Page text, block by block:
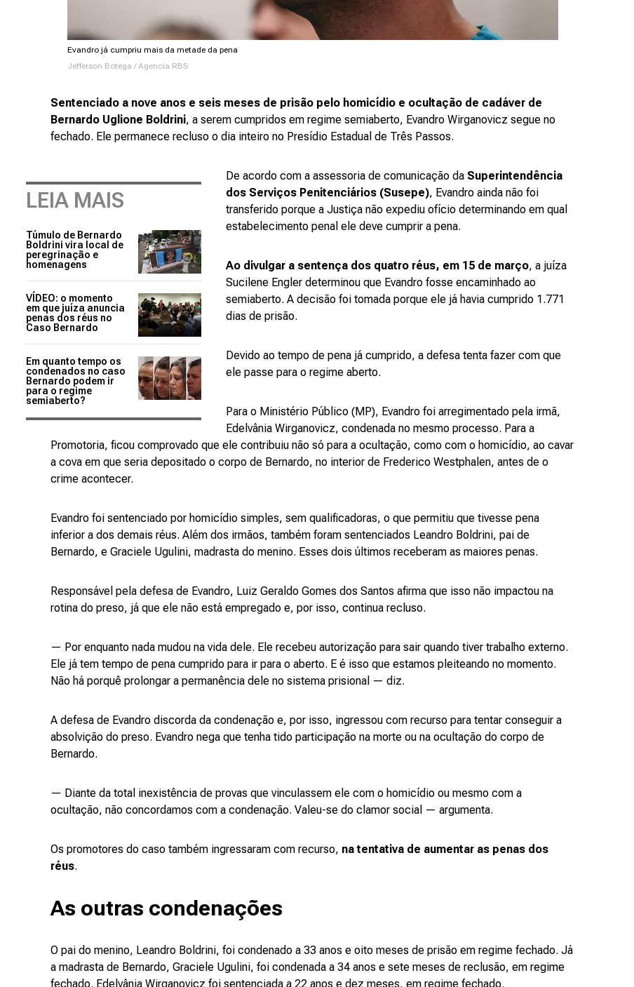
Evandro já cumpriu mais da metade da pena
Jefferson Botega / Agencia RBS
Sentenciado a nove anos e seis meses de prisão pelo homicídio e ocultação de cadáver de
Bernardo Uglione Boldrini, a serem cumpridos em regime semiaberto, Evandro Wirganovicz segue no
fechado. Ele permanece recluso o dia inteiro no Presídio Estadual de Três Passos.
LEIA MAIS
Túmulo de Bernardo
Boldrini vira local de
peregrinação e
homenagens
VÍDEO: o momento
em que juíza anuncia
penas dos réus no
Caso Bernardo
Em quanto tempo os
condenados no caso
Bernardo podem ir
para o regime
semiaberto?
De acordo com a assessoria de comunicação da Superintendência
dos Serviços Penitenciários (Susepe), Evandro ainda não foi
transferido porque a Justiça não expediu ofício determinando em qual
estabelecimento penal ele deve cumprir a pena.
Ao divulgar a sentença dos quatro réus, em 15 de março, a juíza
Sucilene Engler determinou que Evandro fosse encaminhado ao
semiaberto. A decisão foi tomada porque ele já havia cumprido 1.771
dias de prisão.
Devido ao tempo de pena já cumprido, a defesa tenta fazer com que
ele passe para o regime aberto.
Para o Ministério Público (MP), Evandro foi arregimentado pela irmã,
Edelvânia Wirganovicz, condenada no mesmo processo. Para a
Promotoria, ficou comprovado que ele contribuiu não só para a ocultação, como com o homicídio, ao cavar
a cova em que seria depositado o corpo de Bernardo, no interior de Frederico Westphalen, antes de o
crime acontecer.
Evandro foi sentenciado por homicídio simples, sem qualificadoras, o que permitiu que tivesse pena
inferior a dos demais réus. Além dos irmãos, também foram sentenciados Leandro Boldrini, pai de
Bernardo, e Graciele Ugulini, madrasta do menino. Esses dois últimos receberam as maiores penas.
Responsável pela defesa de Evandro, Luiz Geraldo Gomes dos Santos afirma que isso não impactou na
rotina do preso, já que ele não está empregado e, por isso, continua recluso.
— Por enquanto nada mudou na vida dele. Ele recebeu autorização para sair quando tiver trabalho externo.
Ele já tem tempo de pena cumprido para ir para o aberto. E é isso que estamos pleiteando no momento.
Não há porquê prolongar a permanência dele no sistema prisional — diz.
A defesa de Evandro discorda da condenação e, por isso, ingressou com recurso para tentar conseguir a
absolvição do preso. Evandro nega que tenha tido participação na morte ou na ocultação do corpo de
Bernardo.
— Diante da total inexistência de provas que vinculassem ele com o homicídio ou mesmo com a
ocultação, não concordamos com a condenação. Valeu-se do clamor social — argumenta.
Os promotores do caso também ingressaram com recurso, na tentativa de aumentar as penas dos
réus.
As outras condenações
O pai do menino, Leandro Boldrini, foi condenado a 33 anos e oito meses de prisão em regime fechado. Já
a madrasta de Bernardo, Graciele Ugulini, foi condenada a 34 anos e sete meses de reclusão, em regime
fechado. Edelvânia Wirganovicz foi sentenciada a 22 anos e dez meses, em regime fechado.